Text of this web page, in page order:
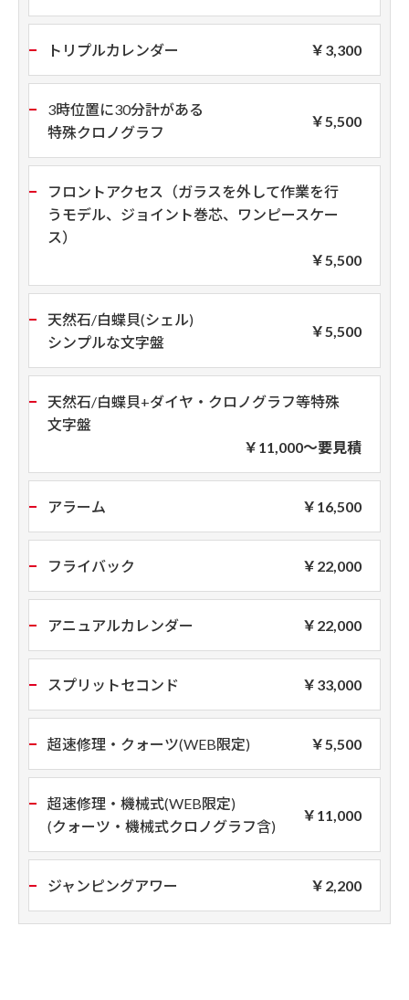
トリプルカレンダー ￥3,300
3時位置に30分計がある
特殊クロノグラフ
￥5,500
フロントアクセス（ガラスを外して作業を行
うモデル、 ジョイント巻芯、ワンピースケー
ス）
￥5,500
天然石/白蝶貝(シェル)
シンプルな文字盤
￥5,500
天然石/白蝶貝+ダイヤ・クロノグラフ等特殊
文字盤
￥11,000～要見積
アラーム ￥16,500
フライバック ￥22,000
アニュアルカレンダー ￥22,000
スプリットセコンド ￥33,000
超速修理・クォーツ(WEB限定) ￥5,500
超速修理・機械式(WEB限定)
(クォーツ・機械式クロノグラフ含)
￥11,000
ジャンピングアワー ￥2,200